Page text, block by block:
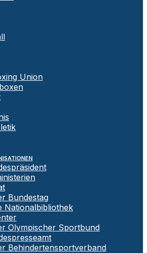
Union
Bundestag
Nationalbibliothek
Olympischer Sportbund
Behindertensportverband